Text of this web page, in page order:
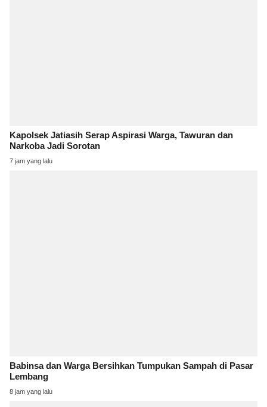
Kapolsek Jatiasih Serap Aspirasi Warga, Tawuran dan
Narkoba Jadi Sorotan
7 jam yang lalu
Babinsa dan Warga Bersihkan Tumpukan Sampah di Pasar
Lembang
8 jam yang lalu